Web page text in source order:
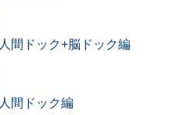
人間ドック+脳ドック編
人間ドック編